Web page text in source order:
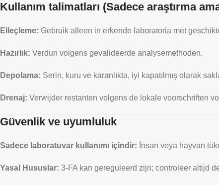
Kullanım talimatları (Sadece araştırma
Elleçleme: Gebruik alleen in erkende laboratoria met
Hazırlık: Verdun volgens gevalideerde analysemethoden.
Depolama: Serin, kuru ve karanlıkta, iyi kapatılmış olarak
Drenaj: Verwijder restanten volgens de lokale voorschriften
Güvenlik ve uyumluluk
Sadece laboratuvar kullanımı içindir: İnsan veya hayvan
Yasal Hususlar: 3-FA kan gereguleerd zijn; controleer altijd